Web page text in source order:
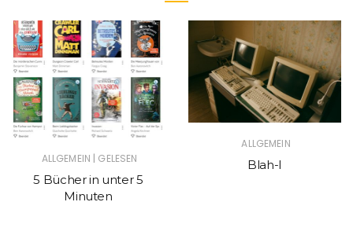
ALLGEMEIN | GELESEN
5 Bücher in unter 5
Minuten
ALLGEMEIN
Blah-I